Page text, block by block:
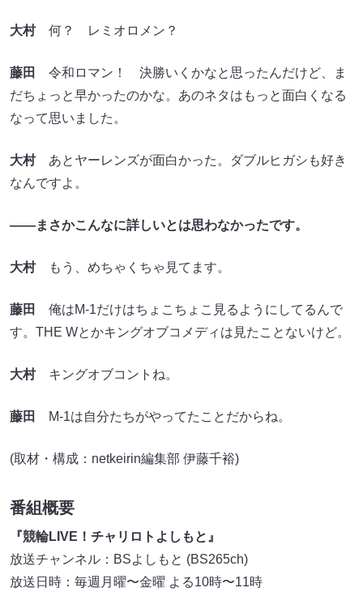
大村何？ レミオロメン？
藤田
令和ロマン！ 決勝いくかなと思ったんだけど、ま
だちょっと早かったのかな。あのネタはもっと面白くなる
なって思いました。
大村あとヤーレンズが面白かった。ダブルヒガシも好き
なんですよ。
――まさかこんなに詳しいとは思わなかったです。
大村もう、めちゃくちゃ見てます。
藤田
俺はM-1だけはちょこちょこ見るようにしてるんで
す。THE Wとかキングオブコメディは見たことないけど。
大村キングオブコントね。
藤田 M-1は自分たちがやってたことだからね。
(取材・構成：netkeirin編集部 伊藤千裕)
番組概要
『競輪LIVE！チャリロトよしもと』
放送チャンネル：BSよしもと (BS265ch)
放送日時：毎週月曜〜金曜 よる10時〜11時